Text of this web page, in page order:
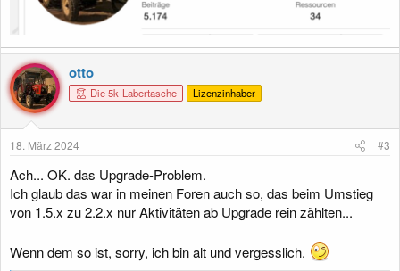
otto
Die 5k-Labertasche Lizenzinhaber
18. März 2024 #3
Ach... OK. das Upgrade-Problem.
Ich glaub das war in meinen Foren auch so, das beim Umstieg
von 1.5.x zu 2.2.x nur Aktivitäten ab Upgrade rein zählten...
Wenn dem so ist, sorry, ich bin alt und vergesslich.